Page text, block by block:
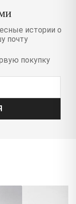
истории о
почту
покупку